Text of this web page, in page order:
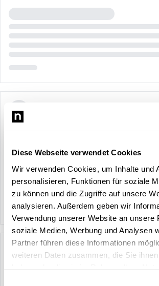
Diese Webseite verwendet Cookies
Wir verwenden Cookies, um Inhalte und
personalisieren, Funktionen für soziale
zu können und die Zugriffe auf unsere
analysieren. Außerdem geben wir
Verwendung unserer Website an unsere
soziale Medien, Werbung und Analysen
Partner führen diese Informationen
weiteren Daten zusammen, die Sie